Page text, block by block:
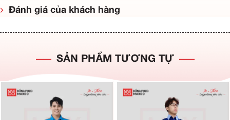
Đánh giá của khách hàng
SẢN PHẨM TƯƠNG TỰ